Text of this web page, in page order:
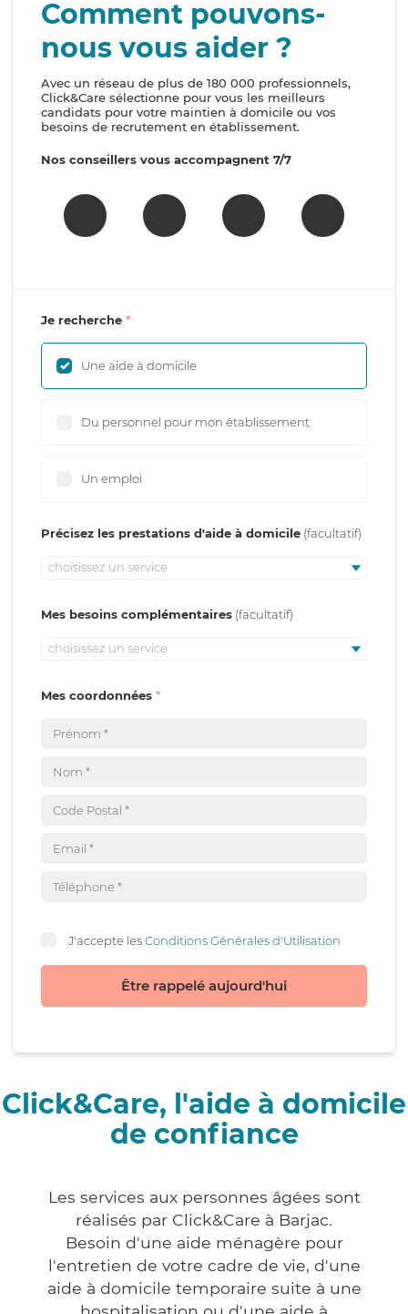
Comment pouvons-
nous vous aider ?
Avec un réseau de plus de 180 000 professionnels,
Click&Care sélectionne pour vous les meilleurs
candidats pour votre maintien à domicile ou vos
besoins de recrutement en établissement.
Nos conseillers vous accompagnent 7/7
Je recherche
Une aide à domicile
Du personnel pour mon établissement
Un emploi
Précisez les prestations d'aide à domicile
choisissez un service
Mes besoins complémentaires
choisissez un service
Mes coordonnées
J'accepte lesConditions Générales d'Utilisation
Être rappelé aujourd'hui
Click&Care, l'aide à domicile
de confiance
Les services aux personnes âgées sont
réalisés par Click&Care à Barjac.
Besoin d'une aide ménagère pour
l'entretien de votre cadre de vie, d'une
aide à domicile temporaire suite à une